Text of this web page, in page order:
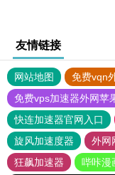
友情链接
网站地图 免费vqn
免费vps加速器外网苹
快连加速器官网入口
旋风加速度器
外网
狂飙加速器
哔咔漫